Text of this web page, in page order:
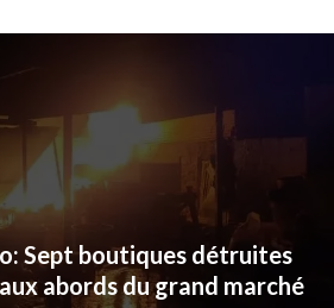
Sept boutiques détruites
abords du grand marché